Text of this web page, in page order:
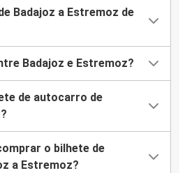
Badajoz a Estremoz de
Badajoz e Estremoz?
de autocarro de
o bilhete de
a Estremoz?